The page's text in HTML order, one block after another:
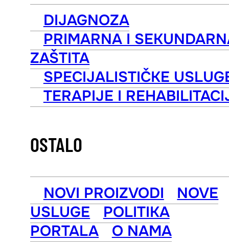
DIJAGNOZA
PRIMARNA I
ZAŠTITA
SPECIJALISTIČKE
TERAPIJE I
OSTALO
NOVI PROIZVODI
NOVE
USLUGE
POLITIKA
PORTALA
O NAMA